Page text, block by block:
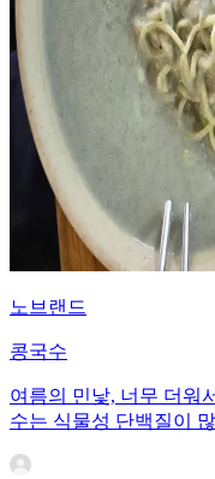
노브랜드
콩국수
여름의 민낯, 너무 더워
수는 식물성 단백질이